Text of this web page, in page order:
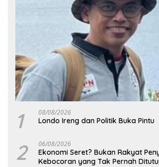
1 08/08/2026
Londo Ireng dan Politik Buka Pintu
2 06/08/2026
Ekonomi Seret? Bukan Rakyat
Kebocoran yang Tak Pernah